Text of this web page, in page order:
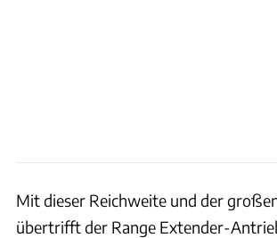
Mit dieser Reichweite und der
übertrifft der Range Extender-